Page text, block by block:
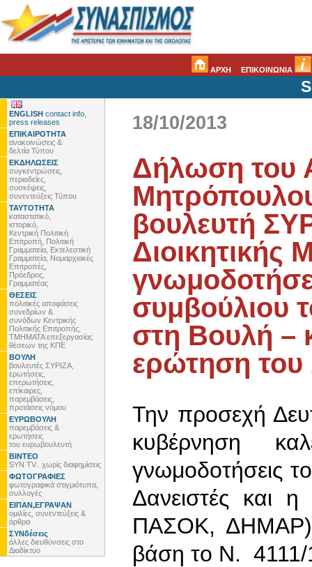
ΑΡΧΗ ΕΠΙΚΟΙΝΩΝΙΑ
ENGLISH contact info,
press releases
ΕΠΙΚΑΙΡΟΤΗΤΑ
ανακοινώσεις &
δελτία Τύπου
ΕΚΔΗΛΩΣΕΙΣ
συγκεντρώσεις,
περιοδείες,
συσκέψεις,
συνεντεύξεις Τύπου
ΤΑΥΤΟΤΗΤΑ
καταστατικό,
ιστορικό,
Κεντρική Πολιτική
Επιτροπή, Πολιτική
Γραμματεία, Εκτελεστική
Γραμματεία, Νομαρχιακές
Επιτροπές,
Πρόεδρος,
Γραμματέας
ΘΕΣΕΙΣ
πολιτικές αποφάσεις
συνεδρίων &
συνόδων Κεντρικής
Πολιτικής Επιτροπής,
ΤΜΗΜΑΤΑ επεξεργασίας
θέσεων της ΚΠΕ
ΒΟΥΛΗ
βουλευτές ΣΥΡΙΖΑ,
ερωτήσεις,
επερωτήσεις,
επίκαιρες,
παρεμβάσεις,
προτάσεις νόμου
ΕΥΡΩΒΟΥΛΗ
παρεμβάσεις &
ερωτήσεις
του ευρωβουλευτή
ΒΙΝΤΕΟ
SYN TV.. χωρίς διαφημίσεις
ΦΩΤΟΓΡΑΦΙΕΣ
φωτογραφικά στιγμιότυπα,
συλλογές
ΕΙΠΑΝ,ΕΓΡΑΨΑΝ
ομιλίες, συνεντεύξεις &
άρθρα
ΣΥΝδέσεις
άλλες διευθύνσεις στο
Διαδίκτυο
18/10/2013
Δήλωση του
βουλευτή
Διοικητικής
συμβούλιου
στη Βουλή –
ερώτηση του
Την προσεχή
κυβέρνηση
γνωμοδοτήσεις
Δανειστές και
ΠΑΣΟΚ, ΔΗΜΑΡ)
βάση το Ν. 4111/